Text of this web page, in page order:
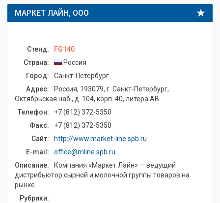
МАРКЕТ ЛАЙН, ООО
Стенд:
FG140
Страна:
Россия
Город:
Санкт-Петербург
Адрес:
Россия, 193079, г. Санкт-Петербург,
Октябрьская наб., д. 104, корп. 40, литера АВ
Телефон:
+7 (812) 372-5350
Факс:
+7 (812) 372-5350
Сайт:
http://www.market-line.spb.ru
E-mail:
office@mline.spb.ru
Описание:
Компания «Маркет Лайн» — ведущий
дистрибьютор сырной и молочной группы товаров на
рынке.
Рубрики: